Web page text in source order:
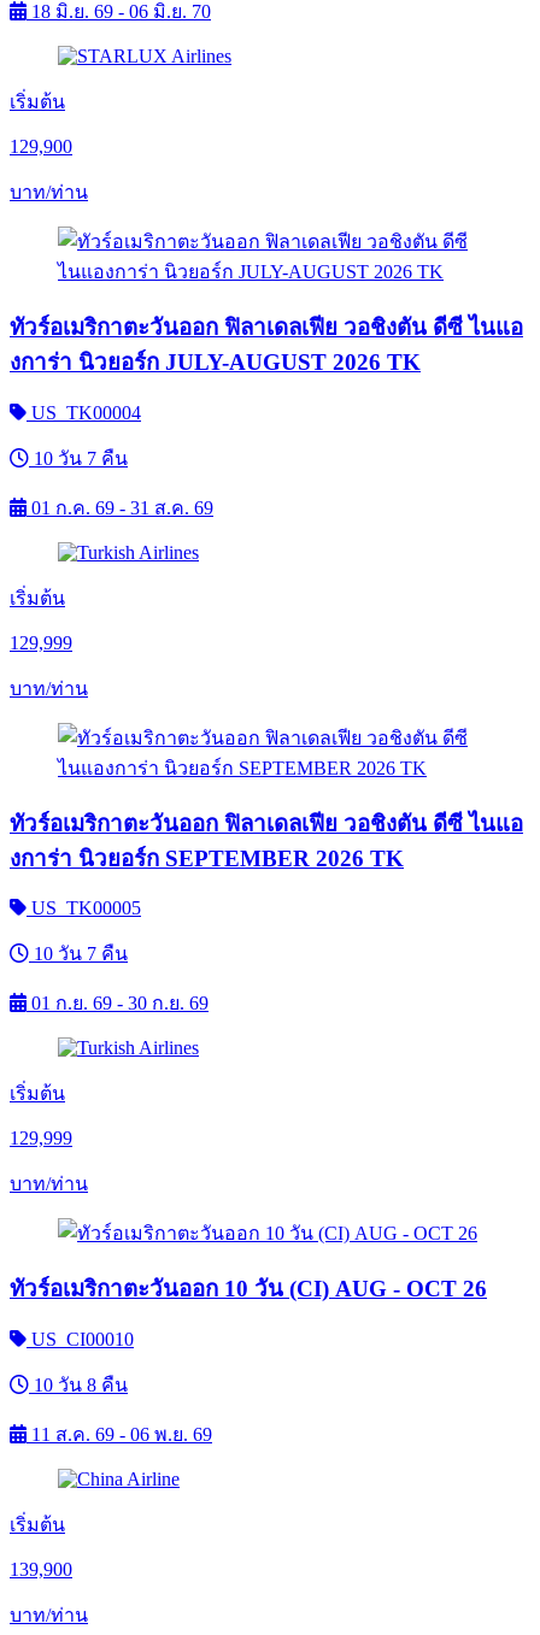
18 มิ.ย. 69 - 06 มิ.ย. 70
เริ่มต้น
129,900
บาท/ท่าน
ทัวร์อเมริกาตะวันออก ฟิลาเดลเฟีย วอชิงตัน ดีซี ไนแอ
งการ่า นิวยอร์ก JULY-AUGUST 2026 TK
US_TK00004
10 วัน 7 คืน
01 ก.ค. 69 - 31 ส.ค. 69
เริ่มต้น
129,999
บาท/ท่าน
ทัวร์อเมริกาตะวันออก ฟิลาเดลเฟีย วอชิงตัน ดีซี ไนแอ
งการ่า นิวยอร์ก SEPTEMBER 2026 TK
US_TK00005
10 วัน 7 คืน
01 ก.ย. 69 - 30 ก.ย. 69
เริ่มต้น
129,999
บาท/ท่าน
ทัวร์อเมริกาตะวันออก 10 วัน (CI) AUG - OCT 26
US_CI00010
10 วัน 8 คืน
11 ส.ค. 69 - 06 พ.ย. 69
เริ่มต้น
139,900
บาท/ท่าน